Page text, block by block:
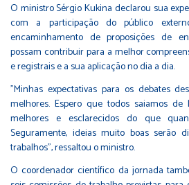
O ministro Sérgio Kukina declarou sua
com a participação do público
encaminhamento de proposições de
possam contribuir para a melhor
e registrais e a sua aplicação no dia a dia.
"Minhas expectativas para os debates
melhores. Espero que todos saiamos
melhores e esclarecidos do que
Seguramente, ideias muito boas serão
trabalhos", ressaltou o ministro.
O coordenador científico da jornada